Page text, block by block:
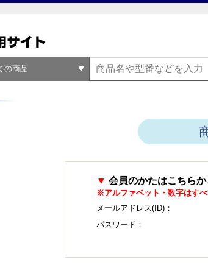
の商品
▼ 会員のかたはこちらか
※アルファベット・数字はすべ
メールアドレス(ID)：
パスワード：